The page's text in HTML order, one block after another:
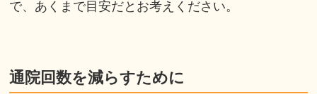
で、あくまで目安だとお考えください。
通院回数を減らすために